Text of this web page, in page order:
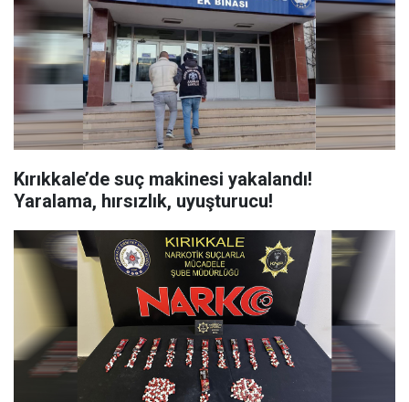
Kırıkkale’de suç makinesi yakalandı!
Yaralama, hırsızlık, uyuşturucu!